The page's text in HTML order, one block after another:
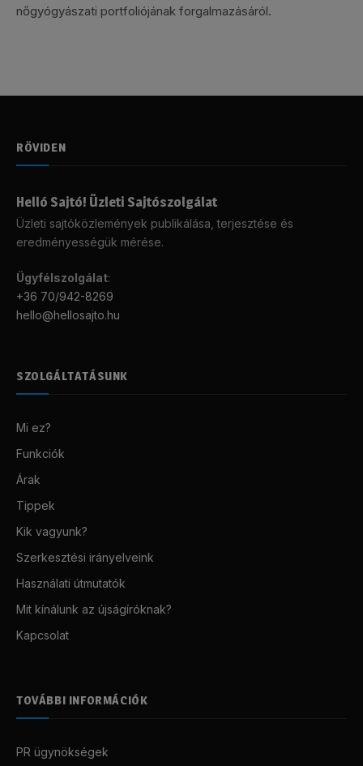
nőgyógyászati portfoliójának forgalmazásáról.
RÖVIDEN
Helló Sajtó! Üzleti Sajtószolgálat
Üzleti sajtóközlemények publikálása, terjesztése és
eredményességük mérése.
Ügyfélszolgálat:
+36 70/942-8269
hello@hellosajto.hu
SZOLGÁLTATÁSUNK
Mi ez?
Funkciók
Árak
Tippek
Kik vagyunk?
Szerkesztési irányelveink
Használati útmutatók
Mit kínálunk az újságíróknak?
Kapcsolat
TOVÁBBI INFORMÁCIÓK
PR ügynökségek